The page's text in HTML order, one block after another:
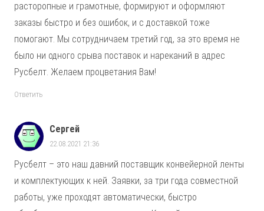
расторопные и грамотные, формируют и оформляют
заказы быстро и без ошибок, и с доставкой тоже
помогают. Мы сотрудничаем третий год, за это время не
было ни одного срыва поставок и нареканий в адрес
Русбелт. Желаем процветания Вам!
Ответить
Сергей
22.08.2021 21:36
Русбелт – это наш давний поставщик конвейерной ленты
и комплектующих к ней. Заявки, за три года совместной
работы, уже проходят автоматически, быстро